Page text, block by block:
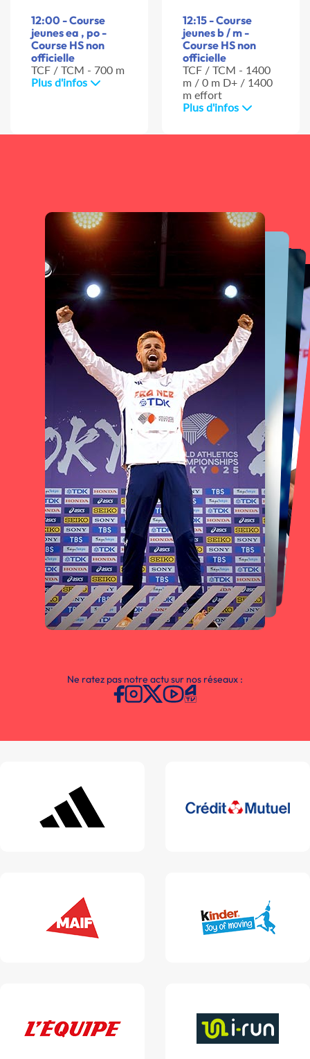
12:00 - Course
jeunes ea , po -
Course HS non
officielle
TCF / TCM - 700 m
Plus d'infos
12:15 - Course
jeunes b / m -
Course HS non
officielle
TCF / TCM - 1400
m / 0 m D+ / 1400
m effort
Plus d'infos
Ne ratez pas notre actu sur nos réseaux :